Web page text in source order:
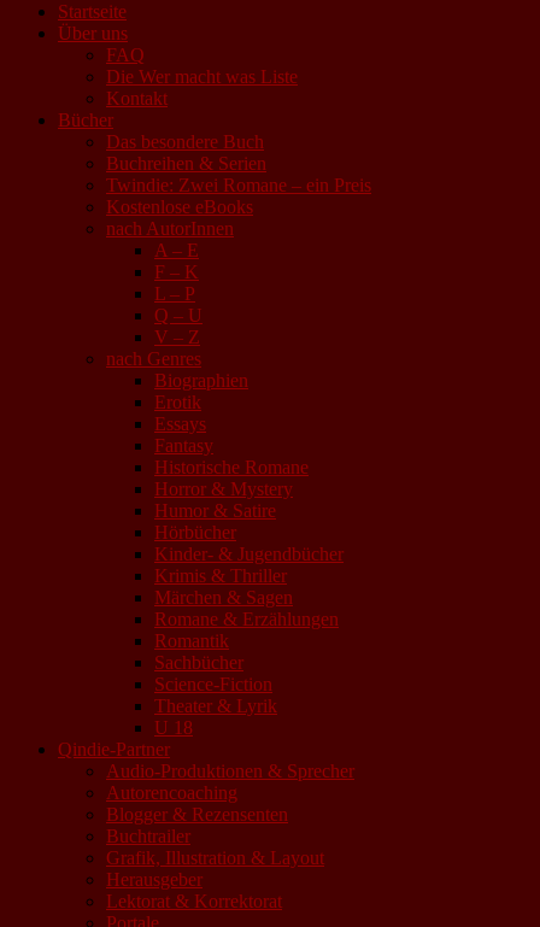
Startseite
Über uns
FAQ
Die Wer macht was Liste
Kontakt
Bücher
Das besondere Buch
Buchreihen & Serien
Twindie: Zwei Romane – ein Preis
Kostenlose eBooks
nach AutorInnen
A – E
F – K
L – P
Q – U
V – Z
nach Genres
Biographien
Erotik
Essays
Fantasy
Historische Romane
Horror & Mystery
Humor & Satire
Hörbücher
Kinder- & Jugendbücher
Krimis & Thriller
Märchen & Sagen
Romane & Erzählungen
Romantik
Sachbücher
Science-Fiction
Theater & Lyrik
U 18
Qindie-Partner
Audio-Produktionen & Sprecher
Autorencoaching
Blogger & Rezensenten
Buchtrailer
Grafik, Illustration & Layout
Herausgeber
Lektorat & Korrektorat